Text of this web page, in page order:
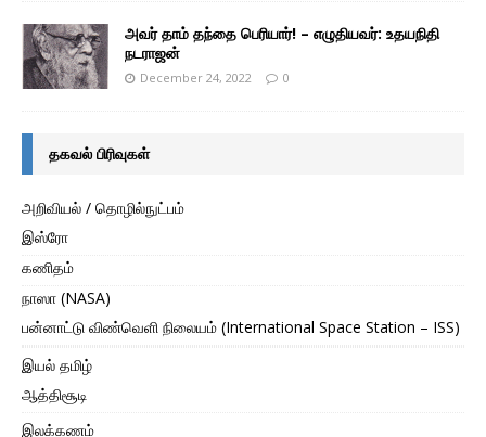
அவர் தாம் தந்தை பெரியார்! – எழுதியவர்: உதயநிதி
நடராஜன்
December 24, 2022 0
தகவல் பிரிவுகள்
அறிவியல் / தொழில்நுட்பம்
இஸ்ரோ
கணிதம்
நாஸா (NASA)
பன்னாட்டு விண்வெளி நிலையம் (International Space Station – ISS)
இயல் தமிழ்
ஆத்திசூடி
இலக்கணம்